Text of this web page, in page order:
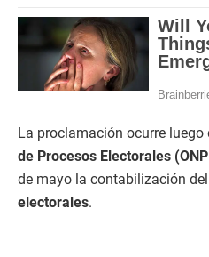
La proclamación ocurre luego
de Procesos Electorales
de mayo la contabilización del
electorales.